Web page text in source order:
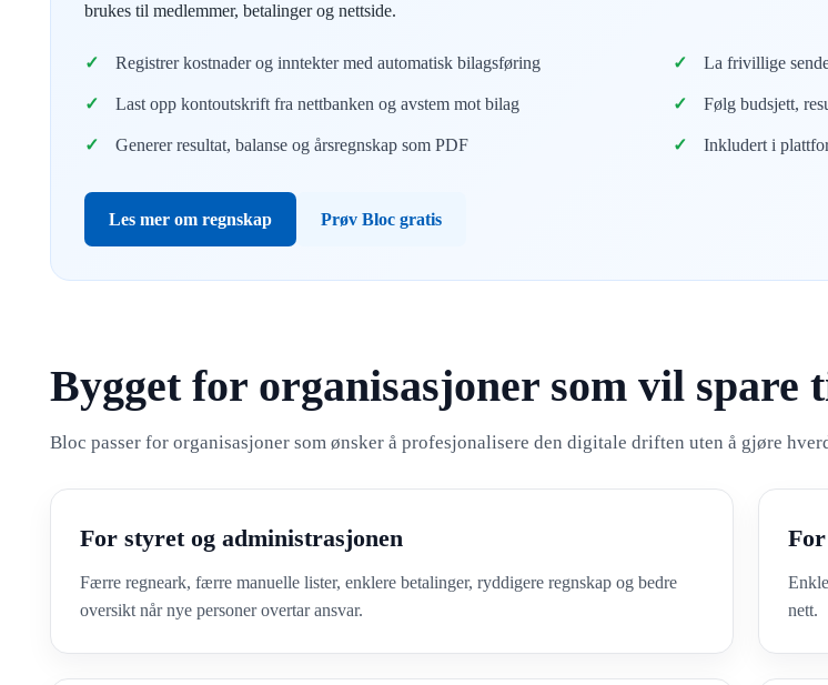
brukes til medlemmer, betalinger og nettside.
Registrer kostnader og inntekter med automatisk bilagsføring La frivillige
Last opp kontoutskrift fra nettbanken og avstem mot bilag Følg budsjett,
Generer resultat, balanse og årsregnskap som PDF Inkludert i
Les mer om regnskap Prøv Bloc gratis
Bygget for organisasjoner som vil spare
Bloc passer for organisasjoner som ønsker å profesjonalisere den digitale driften uten å gjøre
For styret og administrasjonen
Færre regneark, færre manuelle lister, enklere betalinger, ryddigere regnskap og bedre
oversikt når nye personer overtar ansvar.
nett.